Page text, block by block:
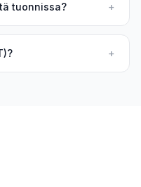
tuonnissa? +
+